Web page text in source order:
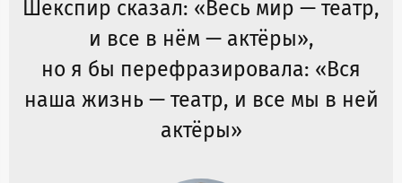
Шекспир сказал: «Весь мир — театр,
и все в нём — актёры»,
но я бы перефразировала: «Вся
наша жизнь — театр, и все мы в ней
актёры»